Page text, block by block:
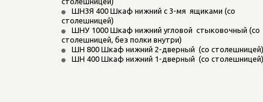
ШН3Я 400 Шкаф нижний с 3-мя  ящиками (со
столешницей)
ШНУ 1000 Шкаф нижний угловой  стыковочный (со
столешницей, без полки внутри)
ШН 800 Шкаф нижний 2-дверный  (со столешницей)
ШН 400 Шкаф нижний 1-дверный  (со столешницей)